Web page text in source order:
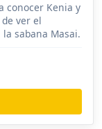
conocer Kenia y
ver el
sabana Masai.